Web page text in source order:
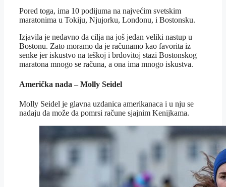
Pored toga, ima 10 podijuma na najvećim svetskim
maratonima u Tokiju, Njujorku, Londonu, i Bostonsku.
Izjavila je nedavno da cilja na još jedan veliki nastup u
Bostonu. Zato moramo da je računamo kao favorita iz
senke jer iskustvo na teškoj i brdovitoj stazi Bostonskog
maratona mnogo se računa, a ona ima mnogo iskustva.
Američka nada – Molly Seidel
Molly Seidel je glavna uzdanica amerikanaca i u nju se
nadaju da može da pomrsi račune sjajnim Kenijkama.